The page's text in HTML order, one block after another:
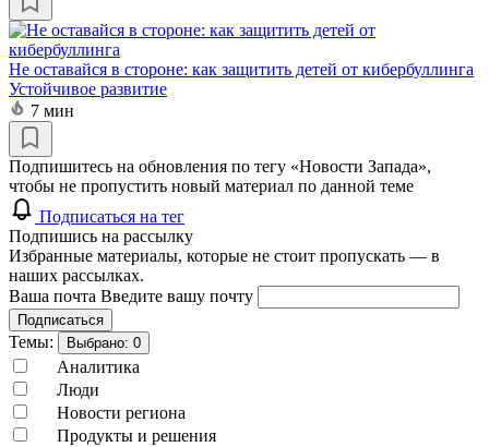
Не оставайся в стороне: как защитить детей от кибербуллинга
Устойчивое развитие
7 мин
Подпишитесь на обновления по тегу «Новости Запада»,
чтобы не пропустить новый материал по данной теме
Подписаться на тег
Подпишись на рассылку
Избранные материалы, которые не стоит пропускать — в
наших рассылках.
Ваша почта Введите вашу почту
Подписаться
Темы: Выбрано: 0
Аналитика
Люди
Новости региона
Продукты и решения